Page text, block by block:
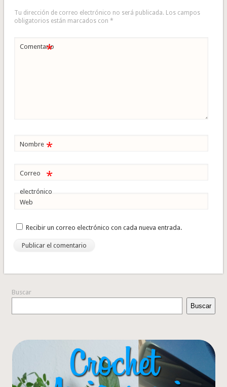
Tu dirección de correo electrónico no será publicada. Los campos
obligatorios están marcados con *
Comentario
*
Nombre *
Correo
electrónico
*
Web
Recibir un correo electrónico con cada nueva entrada.
Buscar
Buscar